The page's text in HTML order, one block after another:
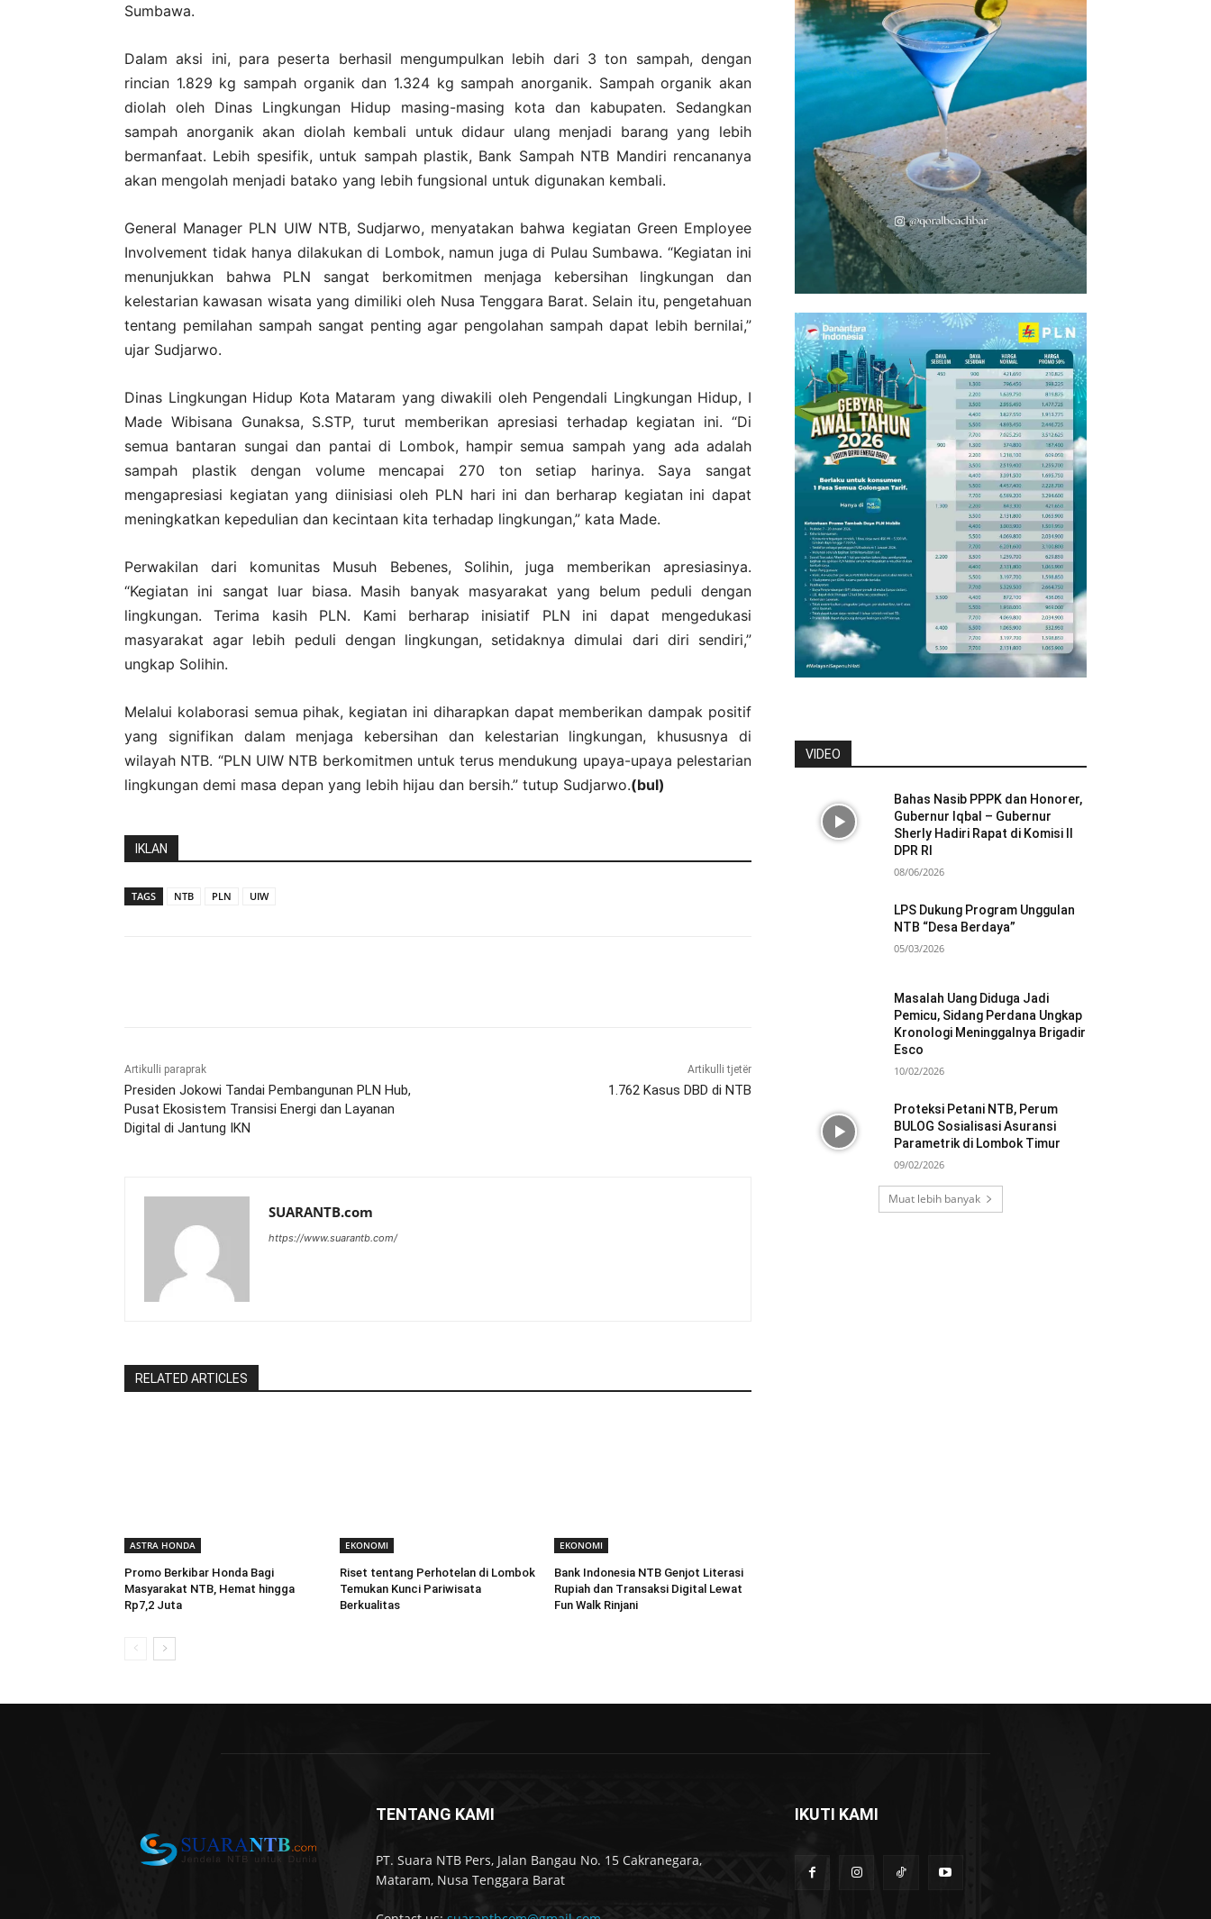
Sumbawa.
Dalam aksi ini, para peserta berhasil mengumpulkan lebih dari 3 ton sampah, dengan
rincian 1.829 kg sampah organik dan 1.324 kg sampah anorganik. Sampah organik akan
diolah oleh Dinas Lingkungan Hidup masing-masing kota dan kabupaten. Sedangkan
sampah anorganik akan diolah kembali untuk didaur ulang menjadi barang yang lebih
bermanfaat. Lebih spesifik, untuk sampah plastik, Bank Sampah NTB Mandiri rencananya
akan mengolah menjadi batako yang lebih fungsional untuk digunakan kembali.
General Manager PLN UIW NTB, Sudjarwo, menyatakan bahwa kegiatan Green Employee
Involvement tidak hanya dilakukan di Lombok, namun juga di Pulau Sumbawa. “Kegiatan ini
menunjukkan bahwa PLN sangat berkomitmen menjaga kebersihan lingkungan dan
kelestarian kawasan wisata yang dimiliki oleh Nusa Tenggara Barat. Selain itu, pengetahuan
tentang pemilahan sampah sangat penting agar pengolahan sampah dapat lebih bernilai,”
ujar Sudjarwo.
Dinas Lingkungan Hidup Kota Mataram yang diwakili oleh Pengendali Lingkungan Hidup, I
Made Wibisana Gunaksa, S.STP, turut memberikan apresiasi terhadap kegiatan ini. “Di
semua bantaran sungai dan pantai di Lombok, hampir semua sampah yang ada adalah
sampah plastik dengan volume mencapai 270 ton setiap harinya. Saya sangat
mengapresiasi kegiatan yang diinisiasi oleh PLN hari ini dan berharap kegiatan ini dapat
meningkatkan kepedulian dan kecintaan kita terhadap lingkungan,” kata Made.
Perwakilan dari komunitas Musuh Bebenes, Solihin, juga memberikan apresiasinya.
“Kegiatan ini sangat luar biasa. Masih banyak masyarakat yang belum peduli dengan
lingkungan. Terima kasih PLN. Kami berharap inisiatif PLN ini dapat mengedukasi
masyarakat agar lebih peduli dengan lingkungan, setidaknya dimulai dari diri sendiri,”
ungkap Solihin.
Melalui kolaborasi semua pihak, kegiatan ini diharapkan dapat memberikan dampak positif
yang signifikan dalam menjaga kebersihan dan kelestarian lingkungan, khususnya di
wilayah NTB. “PLN UIW NTB berkomitmen untuk terus mendukung upaya-upaya pelestarian
lingkungan demi masa depan yang lebih hijau dan bersih.” tutup Sudjarwo.(bul)
IKLAN
TAGS NTB PLN UIW
Artikulli paraprak
Presiden Jokowi Tandai Pembangunan PLN Hub,
Pusat Ekosistem Transisi Energi dan Layanan
Digital di Jantung IKN
Artikulli tjetër
1.762 Kasus DBD di NTB
SUARANTB.com
https://www.suarantb.com/
RELATED ARTICLES
ASTRA HONDA
Promo Berkibar Honda Bagi
Masyarakat NTB, Hemat hingga
Rp7,2 Juta
EKONOMI
Riset tentang Perhotelan di Lombok
Temukan Kunci Pariwisata
Berkualitas
EKONOMI
Bank Indonesia NTB Genjot Literasi
Rupiah dan Transaksi Digital Lewat
Fun Walk Rinjani
VIDEO
Bahas Nasib PPPK dan Honorer,
Gubernur Iqbal – Gubernur
Sherly Hadiri Rapat di Komisi II
DPR RI
08/06/2026
LPS Dukung Program Unggulan
NTB “Desa Berdaya”
05/03/2026
Masalah Uang Diduga Jadi
Pemicu, Sidang Perdana Ungkap
Kronologi Meninggalnya Brigadir
Esco
10/02/2026
Proteksi Petani NTB, Perum
BULOG Sosialisasi Asuransi
Parametrik di Lombok Timur
09/02/2026
Muat lebih banyak
TENTANG KAMI
PT. Suara NTB Pers, Jalan Bangau No. 15 Cakranegara,
Mataram, Nusa Tenggara Barat
IKUTI KAMI